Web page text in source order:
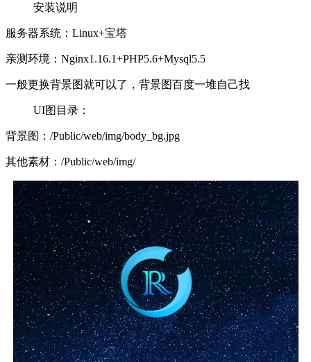
安装说明
服务器系统：Linux+宝塔
亲测环境：Nginx1.16.1+PHP5.6+Mysql5.5
一般更换背景图就可以了，背景图百度一堆自己找
UI图目录：
背景图：/Public/web/img/body_bg.jpg
其他素材：/Public/web/img/